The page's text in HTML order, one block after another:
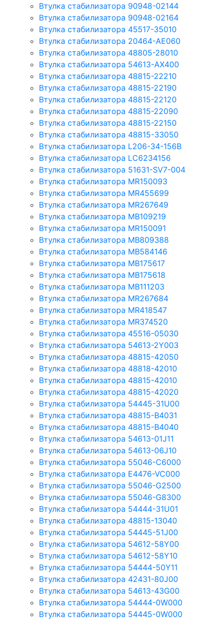
Втулка стабилизатора 90948-02144
Втулка стабилизатора 90948-02164
Втулка стабилизатора 45517-35010
Втулка стабилизатора 20464-AE060
Втулка стабилизатора 48805-28010
Втулка стабилизатора 54613-AX400
Втулка стабилизатора 48815-22210
Втулка стабилизатора 48815-22190
Втулка стабилизатора 48815-22120
Втулка стабилизатора 48815-22090
Втулка стабилизатора 48815-22150
Втулка стабилизатора 48815-33050
Втулка стабилизатора L206-34-156B
Втулка стабилизатора LC6234156
Втулка стабилизатора 51631-SV7-004
Втулка стабилизатора MR150093
Втулка стабилизатора MR455699
Втулка стабилизатора MR267649
Втулка стабилизатора MB109219
Втулка стабилизатора MR150091
Втулка стабилизатора MB809388
Втулка стабилизатора MB584146
Втулка стабилизатора MB175617
Втулка стабилизатора MB175618
Втулка стабилизатора MB111203
Втулка стабилизатора MR267684
Втулка стабилизатора MR418547
Втулка стабилизатора MR374520
Втулка стабилизатора 45516-05030
Втулка стабилизатора 54613-2Y003
Втулка стабилизатора 48815-42050
Втулка стабилизатора 48818-42010
Втулка стабилизатора 48815-42010
Втулка стабилизатора 48815-42020
Втулка стабилизатора 54445-31U00
Втулка стабилизатора 48815-B4031
Втулка стабилизатора 48815-B4040
Втулка стабилизатора 54613-01J11
Втулка стабилизатора 54613-06J10
Втулка стабилизатора 55046-C6000
Втулка стабилизатора E4476-VC000
Втулка стабилизатора 55046-G2500
Втулка стабилизатора 55046-G8300
Втулка стабилизатора 54444-31U01
Втулка стабилизатора 48815-13040
Втулка стабилизатора 54445-51J00
Втулка стабилизатора 54612-58Y00
Втулка стабилизатора 54612-58Y10
Втулка стабилизатора 54444-50Y11
Втулка стабилизатора 42431-80J00
Втулка стабилизатора 54613-43G00
Втулка стабилизатора 54444-0W000
Втулка стабилизатора 54445-0W000